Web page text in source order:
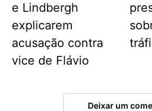
e Lindbergh
explicarem
acusação contra
vice de Flávio
Deixar um